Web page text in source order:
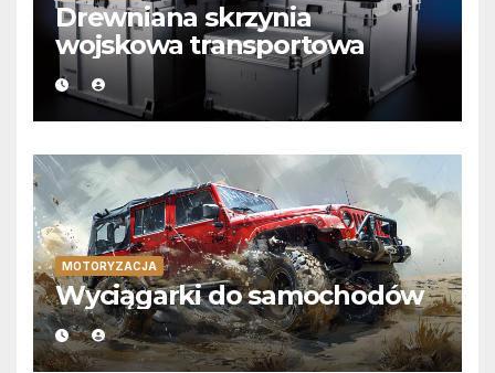
Drewniana skrzynia
wojskowa transportowa
MOTORYZACJA
Wyciągarki do samochodów